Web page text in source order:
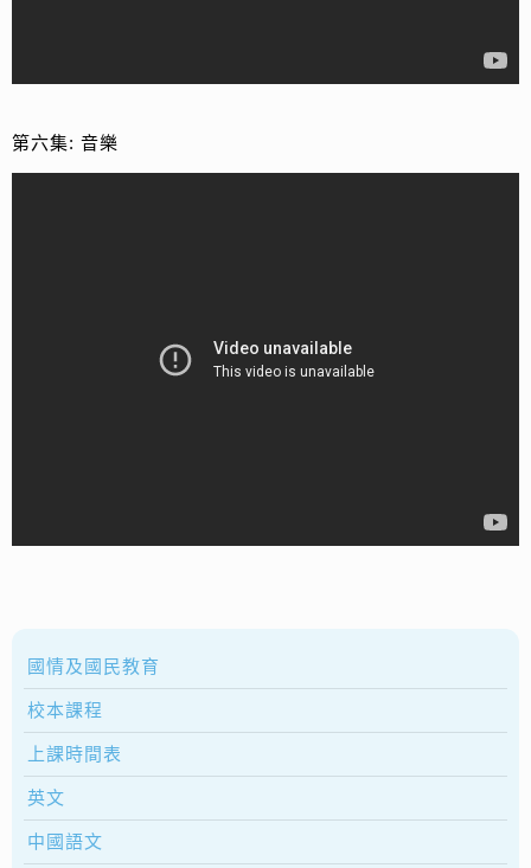
第六集: 音樂
國情及國民教育
校本課程
上課時間表
英文
中國語文